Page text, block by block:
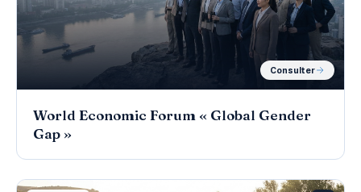
Consulter
World Economic Forum « Global Gender
Gap »